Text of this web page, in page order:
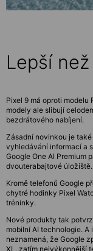
Lepší
Pixel 9 má oproti modelu
modely ale slibují
bezdrátového nabíjení.
Zásadní novinkou je
vyhledávání informací a
Google One AI Premium
dvouterabajtové úložiště.
Kromě telefonů Google
chytré hodinky Pixel
tréninky.
Nové produkty tak
mobilní AI technologie.
neznamená, že Google
XL, zatím nejvýkonnější